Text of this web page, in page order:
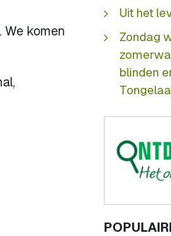
komen
Uit het
Zondag
blinden